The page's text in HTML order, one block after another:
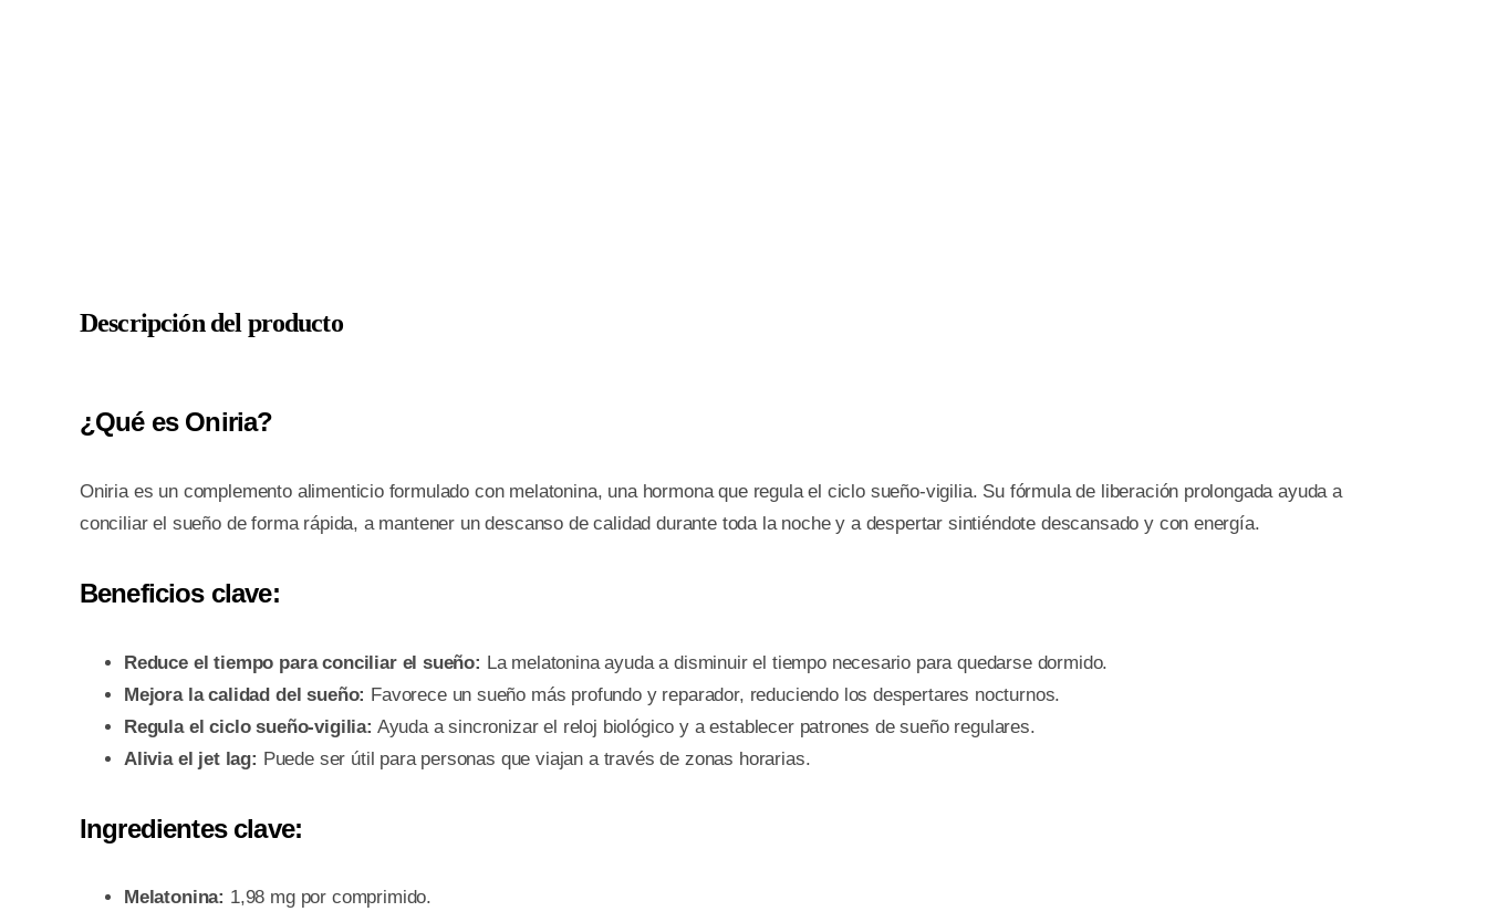
Descripción del producto
¿Qué es Oniria?
Oniria es un complemento alimenticio formulado con melatonina, una hormona que regula el ciclo sueño-vigilia. Su fórmula de liberación prolongada ayuda a
conciliar el sueño de forma rápida, a mantener un descanso de calidad durante toda la noche y a despertar sintiéndote descansado y con energía.
Beneficios clave:
Reduce el tiempo para conciliar el sueño: La melatonina ayuda a disminuir el tiempo necesario para quedarse dormido.
Mejora la calidad del sueño: Favorece un sueño más profundo y reparador, reduciendo los despertares nocturnos.
Regula el ciclo sueño-vigilia: Ayuda a sincronizar el reloj biológico y a establecer patrones de sueño regulares.
Alivia el jet lag: Puede ser útil para personas que viajan a través de zonas horarias.
Ingredientes clave:
Melatonina: 1,98 mg por comprimido.